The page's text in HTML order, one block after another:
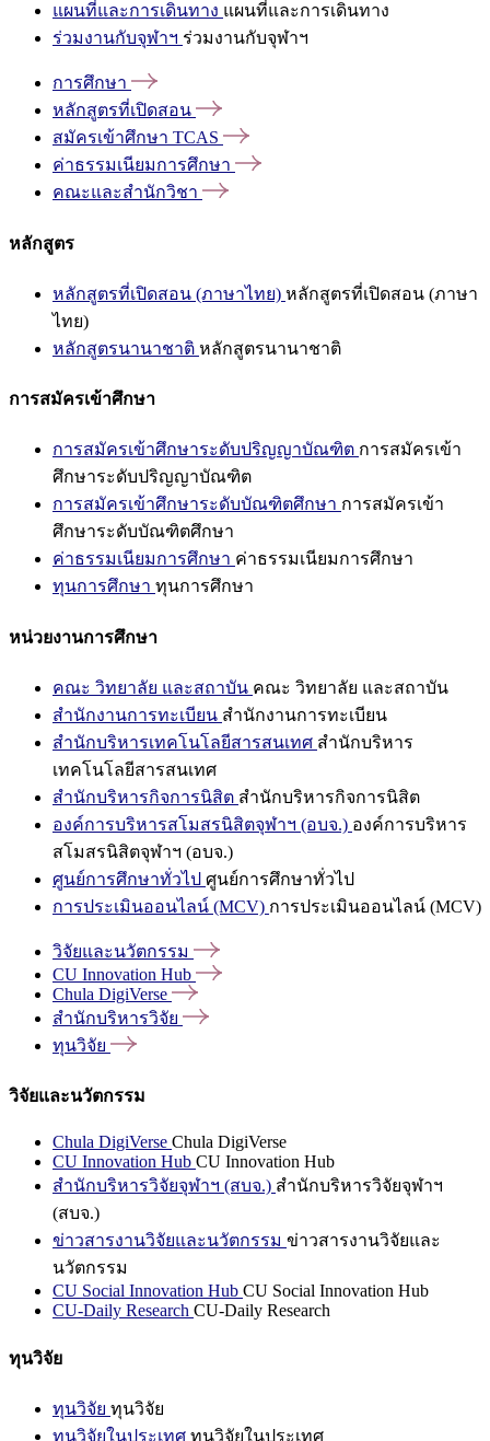
แผนที่และการเดินทาง แผนที่และการเดินทาง
ร่วมงานกับจุฬาฯ ร่วมงานกับจุฬาฯ
การศึกษา
หลักสูตรที่เปิดสอน
สมัครเข้าศึกษา TCAS
ค่าธรรมเนียมการศึกษา
คณะและสำนักวิชา
หลักสูตร
หลักสูตรที่เปิดสอน (ภาษาไทย) หลักสูตรที่เปิดสอน (ภาษา
ไทย)
หลักสูตรนานาชาติ หลักสูตรนานาชาติ
การสมัครเข้าศึกษา
การสมัครเข้าศึกษาระดับปริญญาบัณฑิต การสมัครเข้า
ศึกษาระดับปริญญาบัณฑิต
การสมัครเข้าศึกษาระดับบัณฑิตศึกษา การสมัครเข้า
ศึกษาระดับบัณฑิตศึกษา
ค่าธรรมเนียมการศึกษา ค่าธรรมเนียมการศึกษา
ทุนการศึกษา ทุนการศึกษา
หน่วยงานการศึกษา
คณะ วิทยาลัย และสถาบัน คณะ วิทยาลัย และสถาบัน
สำนักงานการทะเบียน สำนักงานการทะเบียน
สำนักบริหารเทคโนโลยีสารสนเทศ สำนักบริหาร
เทคโนโลยีสารสนเทศ
สำนักบริหารกิจการนิสิต สำนักบริหารกิจการนิสิต
องค์การบริหารสโมสรนิสิตจุฬาฯ (อบจ.) องค์การบริหาร
สโมสรนิสิตจุฬาฯ (อบจ.)
ศูนย์การศึกษาทั่วไป ศูนย์การศึกษาทั่วไป
การประเมินออนไลน์ (MCV) การประเมินออนไลน์ (MCV)
วิจัยและนวัตกรรม
CU Innovation Hub
Chula DigiVerse
สำนักบริหารวิจัย
ทุนวิจัย
วิจัยและนวัตกรรม
Chula DigiVerse Chula DigiVerse
CU Innovation Hub CU Innovation Hub
สำนักบริหารวิจัยจุฬาฯ (สบจ.) สำนักบริหารวิจัยจุฬาฯ
(สบจ.)
ข่าวสารงานวิจัยและนวัตกรรม ข่าวสารงานวิจัยและ
นวัตกรรม
CU Social Innovation Hub CU Social Innovation Hub
CU-Daily Research CU-Daily Research
ทุนวิจัย
ทุนวิจัย ทุนวิจัย
ทุนวิจัยในประเทศ ทุนวิจัยในประเทศ